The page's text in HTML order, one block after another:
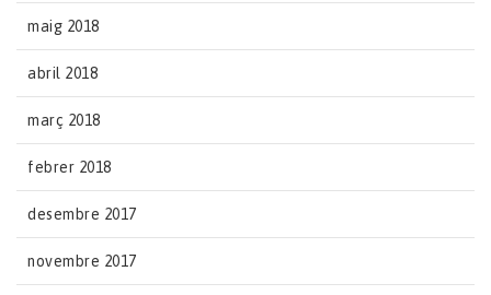
maig 2018
abril 2018
març 2018
febrer 2018
desembre 2017
novembre 2017